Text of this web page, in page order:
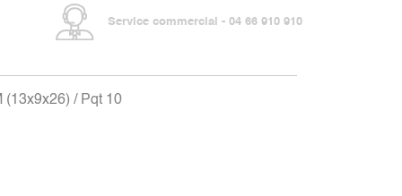
Service commercial - 04 66 910 910
(13x9x26) / Pqt 10